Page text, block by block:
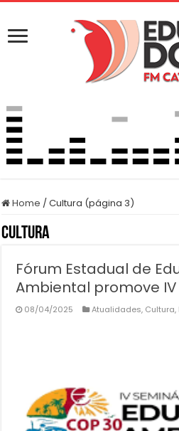
Home /Cultura (página 3)
Cultura
Fórum Estadual de
Ambiental promove
08/04/2025 Atualidades, Cultura,